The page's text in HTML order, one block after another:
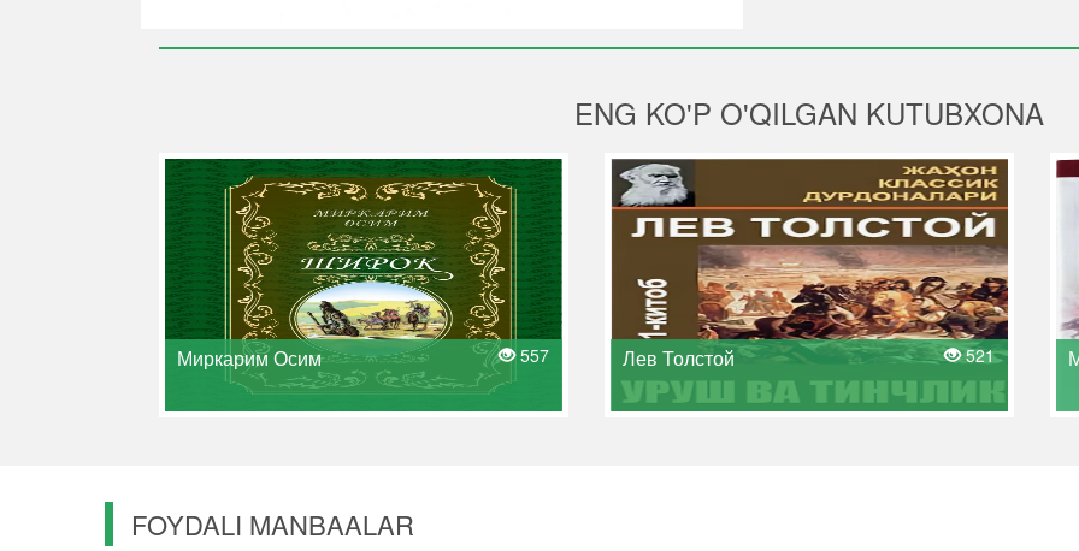
ENG KO'P O'QILGAN KUTUBXONA
Миркарим Осим 557 Лев Толстой 521
FOYDALI MANBAALAR